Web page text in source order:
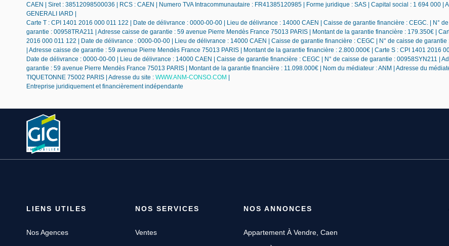
CAEN | Siret : 38512098500036 | RCS : CAEN | Numero TVA Intracommunautaire : FR41385120985 | Forme juridique : SAS | Capital social : 1 694 000 |
GENERALI IARD |
Carte T : CPI 1401 2016 000 011 122 | Date de délivrance : 0000-00-00 | Lieu de délivrance : 14000 CAEN | Caisse de garantie financière : CEGC. | N°
garantie : 00958TRA211 | Adresse caisse de garantie : 59 avenue Pierre Mendès France 75013 PARIS | Montant de la garantie financière : 179.350€ |
2016 000 011 122 | Date de délivrance : 0000-00-00 | Lieu de délivrance : 14000 CAEN | Caisse de garantie financière : CEGC | N° de caisse de garantie
| Adresse caisse de garantie : 59 avenue Pierre Mendès France 75013 PARIS | Montant de la garantie financière : 2.800.000€ | Carte S : CPI 1401 2016
Date de délivrance : 0000-00-00 | Lieu de délivrance : 14000 CAEN | Caisse de garantie financière : CEGC | N° de caisse de garantie : 00958SYN211 |
garantie : 59 avenue Pierre Mendès France 75013 PARIS | Montant de la garantie financière : 11.098.000€ | Nom du médiateur : ANM | Adresse du
TIQUETONNE 75002 PARIS | Adresse du site : WWW.ANM-CONSO.COM |
Entreprise juridiquement et financièrement indépendante
LIENS UTILES
Nos Agences
NOS SERVICES
Ventes
NOS ANNONCES
Appartement À Vendre, Caen